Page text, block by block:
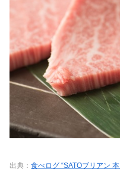
出典： 食べログ “SATOブリアン 本